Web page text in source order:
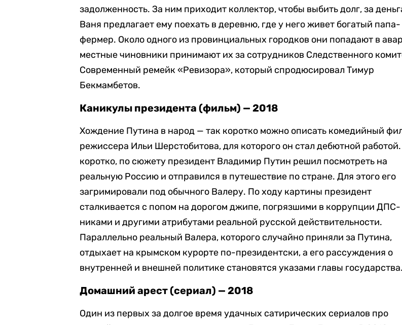
задолженность. За ним приходит коллектор, чтобы выбить долг, за
Ваня предлагает ему поехать в деревню, где у него живет богатый папа-
фермер. Около одного из провинциальных городков они попадают в
местные чиновники принимают их за сотрудников Следственного
Современный ремейк «Ревизора», который спродюсировал Тимур
Бекмамбетов.
Каникулы президента (фильм) — 2018
Хождение Путина в народ — так коротко можно описать комедийный
режиссера Ильи Шерстобитова, для которого он стал дебютной
коротко, по сюжету президент Владимир Путин решил посмотреть на
реальную Россию и отправился в путешествие по стране. Для этого его
загримировали под обычного Валеру. По ходу картины президент
сталкивается с попом на дорогом джипе, погрязшими в коррупции ДПС-
никами и другими атрибутами реальной русской действительности.
Параллельно реальный Валера, которого случайно приняли за Путина,
отдыхает на крымском курорте по-президентски, а его рассуждения о
внутренней и внешней политике становятся указами главы государства.
Домашний арест (сериал) — 2018
Один из первых за долгое время удачных сатирических сериалов про